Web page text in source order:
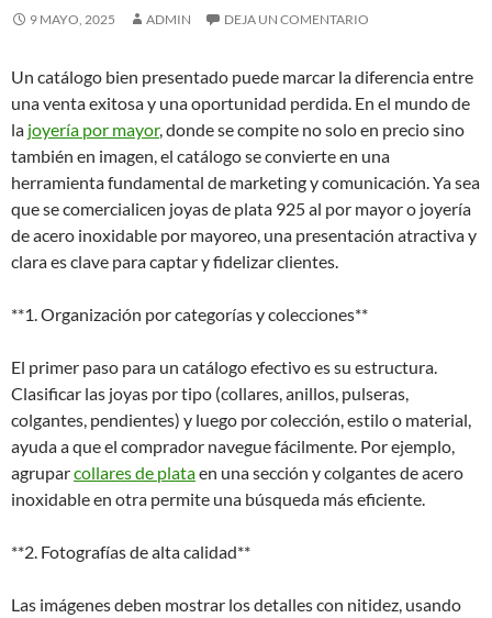
9 MAYO, 2025 ADMIN DEJA UN COMENTARIO
Un catálogo bien presentado puede marcar la diferencia entre
una venta exitosa y una oportunidad perdida. En el mundo de
la joyería por mayor, donde se compite no solo en precio sino
también en imagen, el catálogo se convierte en una
herramienta fundamental de marketing y comunicación. Ya sea
que se comercialicen joyas de plata 925 al por mayor o joyería
de acero inoxidable por mayoreo, una presentación atractiva y
clara es clave para captar y fidelizar clientes.
**1. Organización por categorías y colecciones**
El primer paso para un catálogo efectivo es su estructura.
Clasificar las joyas por tipo (collares, anillos, pulseras,
colgantes, pendientes) y luego por colección, estilo o material,
ayuda a que el comprador navegue fácilmente. Por ejemplo,
agruparcollares de plataen una sección y colgantes de acero
inoxidable en otra permite una búsqueda más eficiente.
**2. Fotografías de alta calidad**
Las imágenes deben mostrar los detalles con nitidez, usando